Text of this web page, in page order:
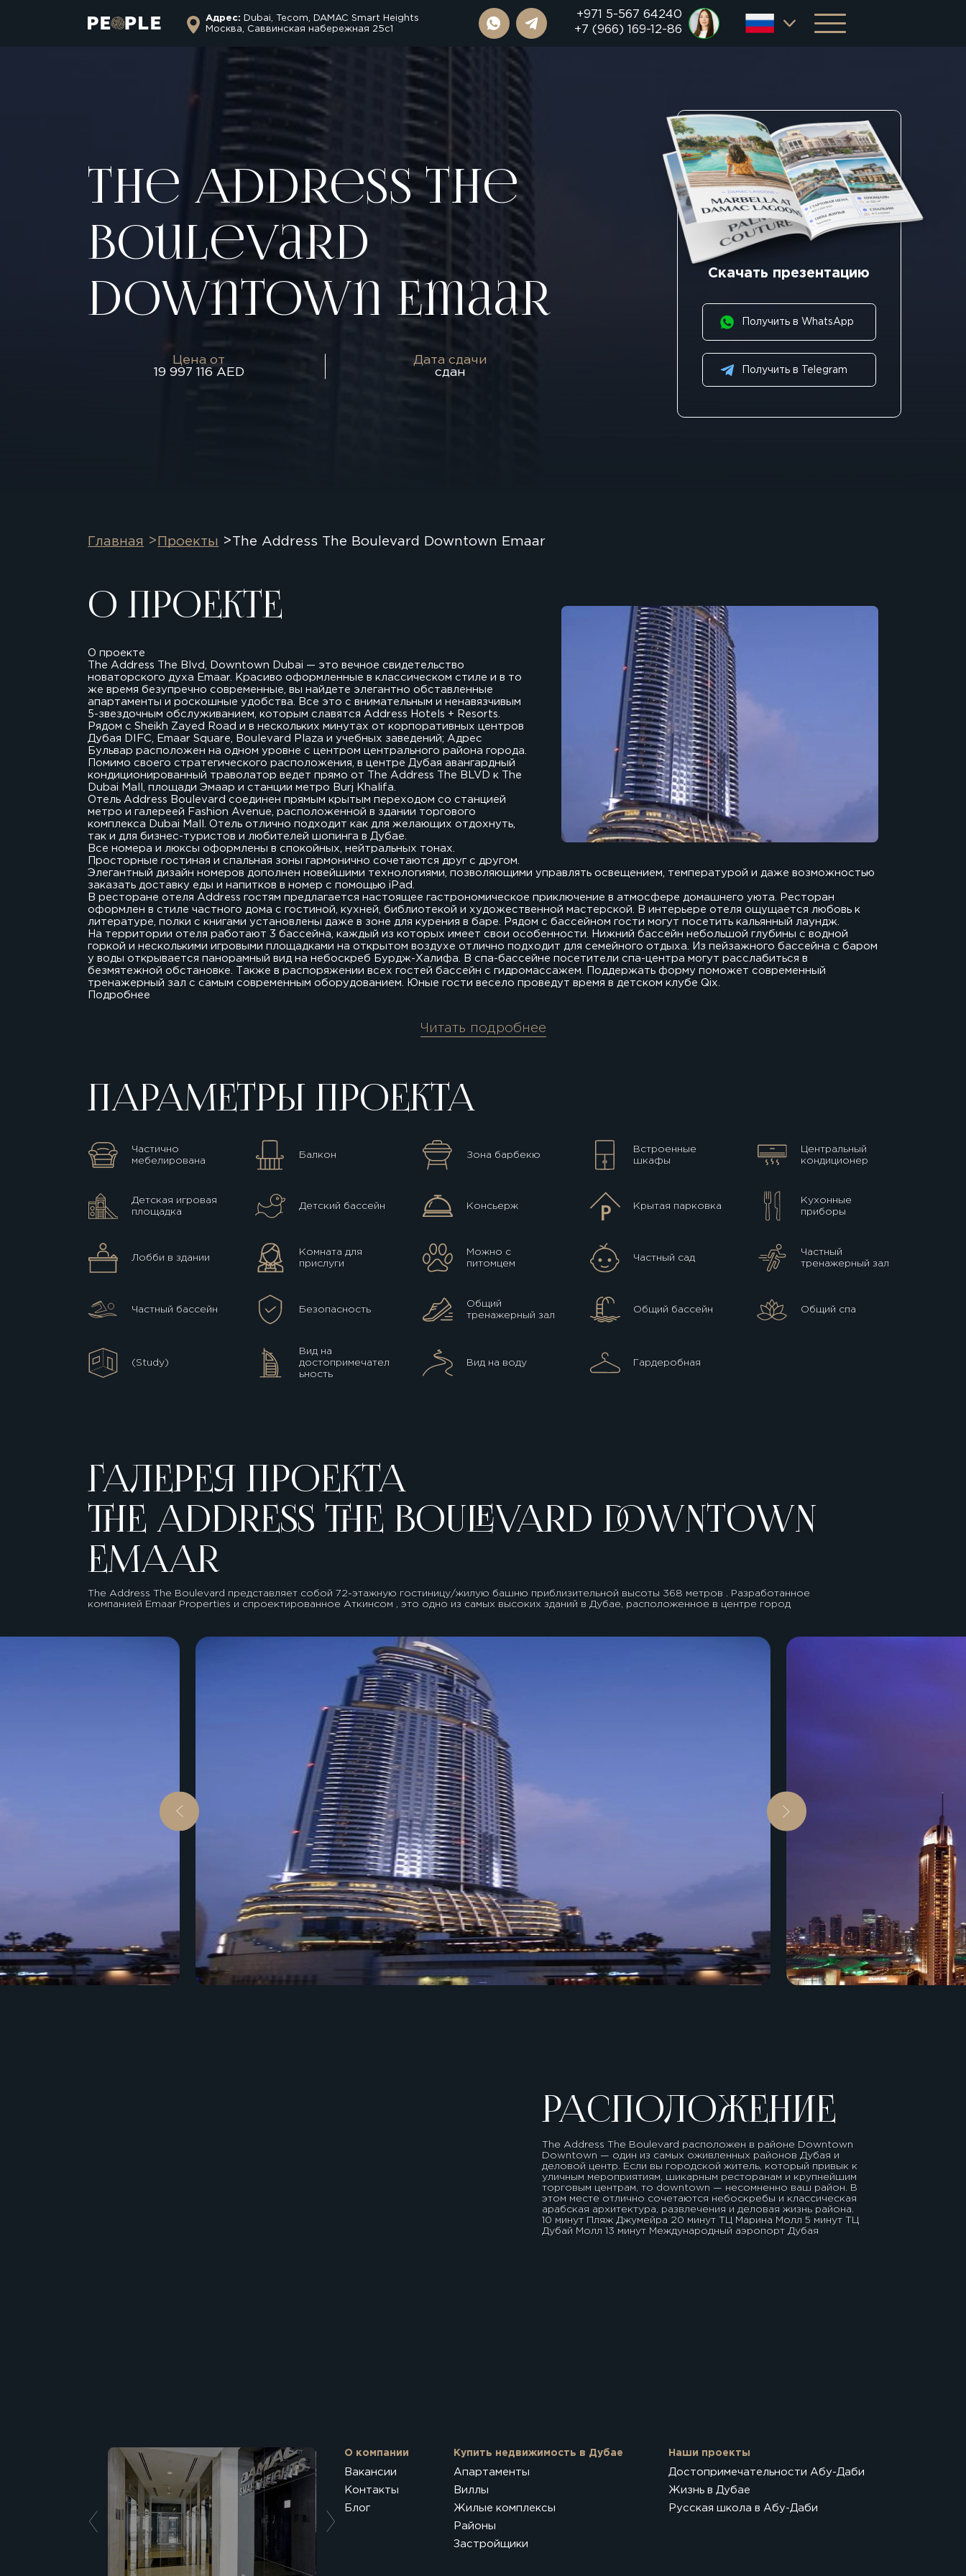
Адрес: Dubai, Tecom, DAMAC Smart Heights
Москва, Саввинская набережная 25с1
+971 5-567 64240
+7 (966) 169-12-86
The Address The
Boulevard
Downtown Emaar
Цена от
19 997 116 AED
Дата сдачи
сдан
Скачать презентацию
Получить в WhatsApp
Получить в Telegram
Главная Проекты The Address The Boulevard Downtown Emaar
О ПРОЕКТЕ
О проекте
The Address The Blvd, Downtown Dubai — это вечное свидетельство
новаторского духа Emaar. Красиво оформленные в классическом стиле и в то
же время безупречно современные, вы найдете элегантно обставленные
апартаменты и роскошные удобства. Все это с внимательным и ненавязчивым
5-звездочным обслуживанием, которым славятся Address Hotels + Resorts.
Рядом с Sheikh Zayed Road и в нескольких минутах от корпоративных центров
Дубая DIFC, Emaar Square, Boulevard Plaza и учебных заведений; Адрес
Бульвар расположен на одном уровне с центром центрального района города.
Помимо своего стратегического расположения, в центре Дубая авангардный
кондиционированный траволатор ведет прямо от The Address The BLVD к The
Dubai Mall, площади Эмаар и станции метро Burj Khalifa.
Отель Address Boulevard соединен прямым крытым переходом со станцией
метро и галереей Fashion Avenue, расположенной в здании торгового
комплекса Dubai Mall. Отель отлично подходит как для желающих отдохнуть,
так и для бизнес-туристов и любителей шопинга в Дубае.
Все номера и люксы оформлены в спокойных, нейтральных тонах.
Просторные гостиная и спальная зоны гармонично сочетаются друг с другом.
Элегантный дизайн номеров дополнен новейшими технологиями, позволяющими управлять освещением, температурой и даже возможностью
заказать доставку еды и напитков в номер с помощью iPad.
В ресторане отеля Address гостям предлагается настоящее гастрономическое приключение в атмосфере домашнего уюта. Ресторан
оформлен в стиле частного дома с гостиной, кухней, библиотекой и художественной мастерской. В интерьере отеля ощущается любовь к
литературе, полки с книгами установлены даже в зоне для курения в баре. Рядом с бассейном гости могут посетить кальянный лаундж.
На территории отеля работают 3 бассейна, каждый из которых имеет свои особенности. Нижний бассейн небольшой глубины с водной
горкой и несколькими игровыми площадками на открытом воздухе отлично подходит для семейного отдыха. Из пейзажного бассейна с баром
у воды открывается панорамный вид на небоскреб Бурдж-Халифа. В спа-бассейне посетители спа-центра могут расслабиться в
безмятежной обстановке. Также в распоряжении всех гостей бассейн с гидромассажем. Поддержать форму поможет современный
тренажерный зал с самым современным оборудованием. Юные гости весело проведут время в детском клубе Qix.
Подробнее
Читать подробнее
ПАРАМЕТРЫ ПРОЕКТА
Частично
мебелирована
Балкон Зона барбекю
Встроенные
шкафы
Центральный
кондиционер
Детская игровая
площадка
Детский бассейн Консьерж Крытая парковка
Кухонные
приборы
Лобби в здании
Комната для
прислуги
Можно с
питомцем
Частный сад
Частный
тренажерный зал
Частный бассейн Безопасность
Общий
тренажерный зал
Общий бассейн Общий спа
(Study)
Вид на
достопримечател
ьность
Вид на воду Гардеробная
ГАЛЕРЕЯ ПРОЕКТА
THE ADDRESS THE BOULEVARD DOWNTOWN
EMAAR
The Address The Boulevard представляет собой 72-этажную гостиницу/жилую башню приблизительной высоты 368 метров . Разработанное
компанией Emaar Properties и спроектированное Аткинсом , это одно из самых высоких зданий в Дубае, расположенное в центре город
РАСПОЛОЖЕНИЕ
The Address The Boulevard расположен в районе Downtown
Downtown — один из самых оживленных районов Дубая и
деловой центр. Если вы городской житель, который привык к
уличным мероприятиям, шикарным ресторанам и крупнейшим
торговым центрам, то downtown — несомненно ваш район. В
этом месте отлично сочетаются небоскребы и классическая
арабская архитектура, развлечения и деловая жизнь района.
10 минут Пляж Джумейра 20 минут ТЦ Марина Молл 5 минут ТЦ
Дубай Молл 13 минут Международный аэропорт Дубая
О компании
Вакансии
Контакты
Блог
Купить недвижимость в Дубае
Апартаменты
Виллы
Жилые комплексы
Районы
Застройщики
Наши проекты
Достопримечательности Абу-Даби
Жизнь в Дубае
Русская школа в Абу-Даби